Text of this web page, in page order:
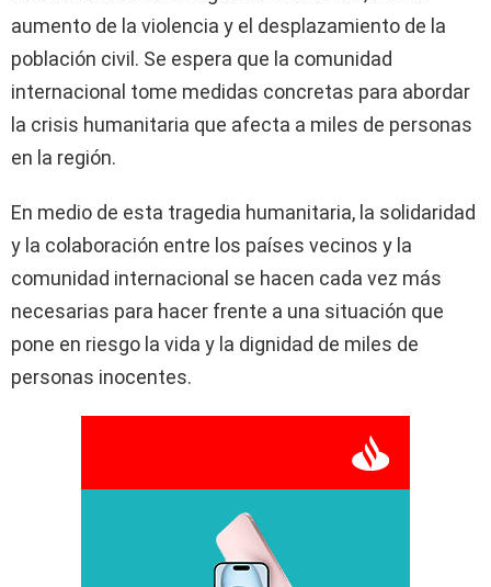
aumento de la violencia y el desplazamiento de la
población civil. Se espera que la comunidad
internacional tome medidas concretas para abordar
la crisis humanitaria que afecta a miles de personas
en la región.
En medio de esta tragedia humanitaria, la solidaridad
y la colaboración entre los países vecinos y la
comunidad internacional se hacen cada vez más
necesarias para hacer frente a una situación que
pone en riesgo la vida y la dignidad de miles de
personas inocentes.